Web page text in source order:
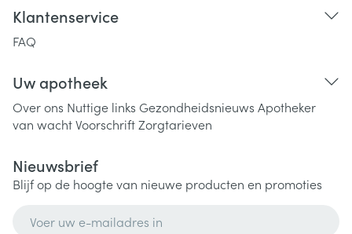
Klantenservice
FAQ
Uw apotheek
Over ons Nuttige links Gezondheidsnieuws Apotheker
van wachtVoorschriftZorgtarieven
Nieuwsbrief
Blijf op de hoogte van nieuwe producten en promoties